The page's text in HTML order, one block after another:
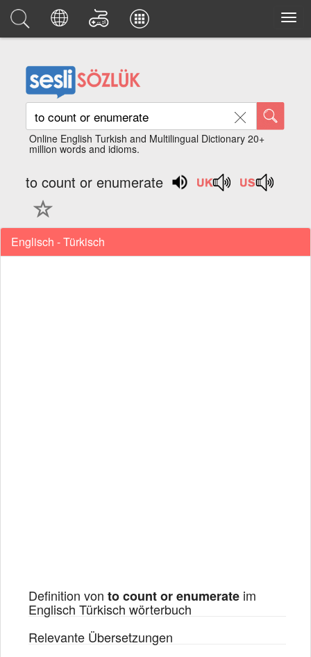
Online English Turkish and Multilingual Dictionary 20+
million words and idioms.
to count or enumerate
Englisch - Türkisch
Definition von to count or enumerate im
Englisch Türkisch wörterbuch
Relevante Übersetzungen